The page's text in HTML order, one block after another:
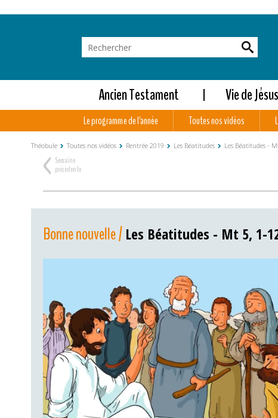
Ancien Testament Vie de Jésus
Le programme de l'année Toutes nos vidéos
Théobule Toutes nos vidéos Rentrée 2019 Les Béatitudes Les Béatitudes -
<Semaine
précédente
Bonne nouvelle / Les Béatitudes - Mt 5, 1-